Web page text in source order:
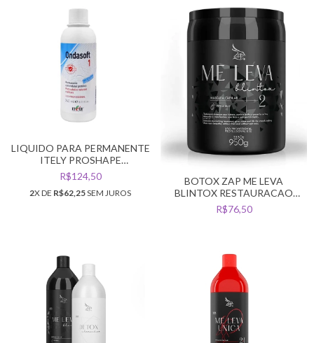
LIQUIDO PARA PERMANENTE
ITELY PROSHAPE
ONDASHOFT 1 240ML
R$124,50
2X DE R$62,25SEM JUROS
BOTOX ZAP ME LEVA
BLINTOX RESTAURACAO
REDUCAO DE VOLUME 950G
R$76,50